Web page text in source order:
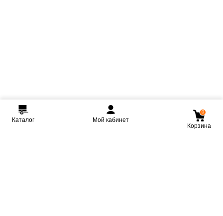
Каталог Мой кабинет
0
Корзина